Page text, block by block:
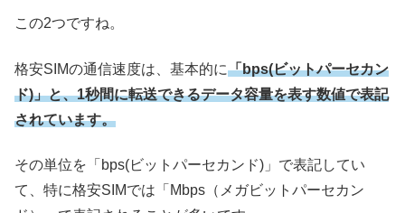
この2つですね。
格安SIMの通信速度は、基本的に「bps(ビットパーセカン
ド)」と、1秒間に転送できるデータ容量を表す数値で表記
されています。
その単位を「bps(ビットパーセカンド)」で表記してい
て、特に格安SIMでは「Mbps（メガビットパーセカン